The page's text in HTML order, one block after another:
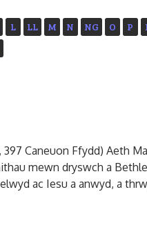
L LL M N NG O P
397 Caneuon Ffydd) Aeth
mewn dryswch a
ac Iesu a anwyd, a